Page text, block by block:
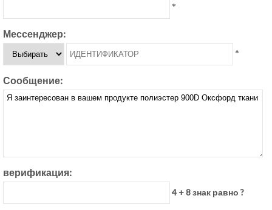
*
Мессенджер:
*
Сообщение:
верификация:
4 + 8 знак равно ?